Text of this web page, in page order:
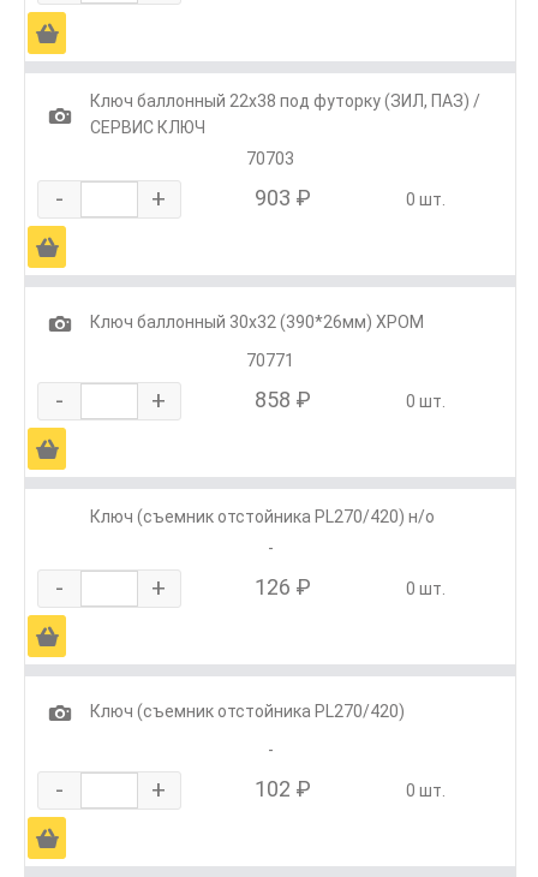
Ä
1
Ключ баллонный 22х38 под футорку (ЗИЛ, ПАЗ) /
СЕРВИС КЛЮЧ
70703
- + 903 ₽ 0 шт.
Ä
1
Ключ баллонный 30х32 (390*26мм) ХРОМ
70771
- + 858 ₽ 0 шт.
Ä
Ключ (съемник отстойника PL270/420) н/о
-
- + 126 ₽ 0 шт.
Ä
1
Ключ (съемник отстойника PL270/420)
-
- + 102 ₽ 0 шт.
Ä